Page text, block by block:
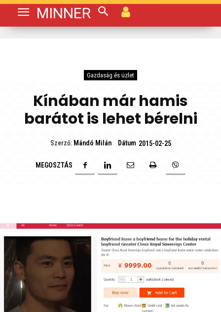
MINNER
Gazdaság és üzlet
Kínában már hamis
barátot is lehet bérelni
Szerző: Mándó Milán Dátum 2015-02-25
MEGOSZTÁS